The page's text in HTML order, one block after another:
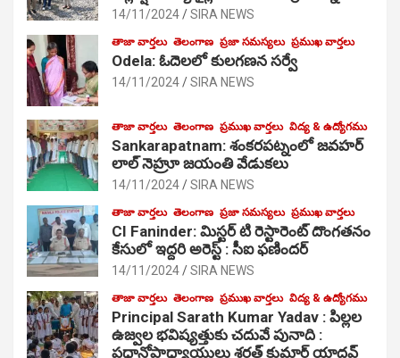
14/11/2024 SIRA NEWS
తాజా వార్తలు తెలంగాణ ప్రజా సమస్యలు ప్రముఖ వార్తలు
Odela: ఓదెలలో కులగణన సర్వే
14/11/2024 SIRA NEWS
తాజా వార్తలు తెలంగాణ ప్రముఖ వార్తలు విద్య & ఉద్యోగము
Sankarapatnam: శంకరపట్నంలో జవహర్
లాల్ నెహ్రూ జయంతి వేడుకలు
14/11/2024 SIRA NEWS
తాజా వార్తలు తెలంగాణ ప్రజా సమస్యలు ప్రముఖ వార్తలు
CI Faninder: మిస్టర్ టి రెస్టారెంట్ దొంగతనం
కేసులో ఇద్దరి అరెస్ట్ : సీఐ ఫణిందర్
14/11/2024 SIRA NEWS
తాజా వార్తలు తెలంగాణ ప్రముఖ వార్తలు విద్య & ఉద్యోగము
Principal Sarath Kumar Yadav : పిల్లల
ఉజ్వల భవిష్యత్తుకు చదువే పునాది :
ప్రధానోపాధ్యాయులు శరత్ కుమార్ యాదవ్